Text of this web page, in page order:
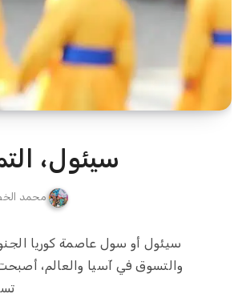
سيئول،
محمد
سيئول أو سول عاصمة كوريا
والتسوق في آسيا والعالم،